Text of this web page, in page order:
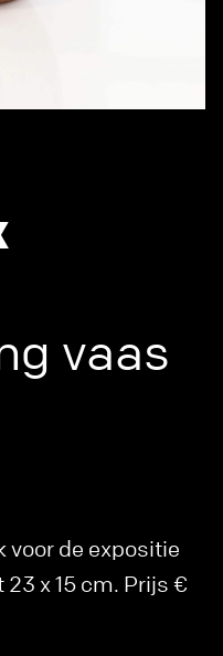
vaas
voor de expositie
x 15 cm. Prijs €